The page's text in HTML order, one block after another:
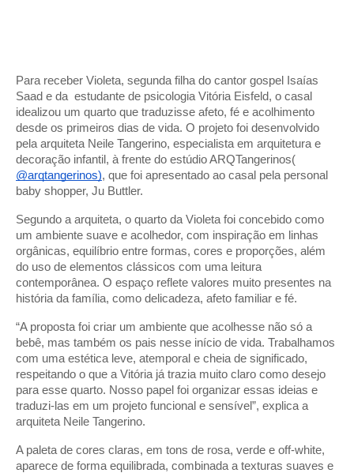
Para receber Violeta, segunda filha do cantor gospel Isaías
Saad e da estudante de psicologia Vitória Eisfeld, o casal
idealizou um quarto que traduzisse afeto, fé e acolhimento
desde os primeiros dias de vida. O projeto foi desenvolvido
pela arquiteta Neile Tangerino, especialista em arquitetura e
decoração infantil, à frente do estúdio ARQTangerinos(
@arqtangerinos), que foi apresentado ao casal pela personal
baby shopper, Ju Buttler.
Segundo a arquiteta, o quarto da Violeta foi concebido como
um ambiente suave e acolhedor, com inspiração em linhas
orgânicas, equilíbrio entre formas, cores e proporções, além
do uso de elementos clássicos com uma leitura
contemporânea. O espaço reflete valores muito presentes na
história da família, como delicadeza, afeto familiar e fé.
“A proposta foi criar um ambiente que acolhesse não só a
bebê, mas também os pais nesse início de vida. Trabalhamos
com uma estética leve, atemporal e cheia de significado,
respeitando o que a Vitória já trazia muito claro como desejo
para esse quarto. Nosso papel foi organizar essas ideias e
traduzi-las em um projeto funcional e sensível”, explica a
arquiteta Neile Tangerino.
A paleta de cores claras, em tons de rosa, verde e off-white,
aparece de forma equilibrada, combinada a texturas suaves e